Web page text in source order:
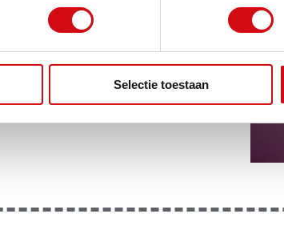
Selectie toestaan